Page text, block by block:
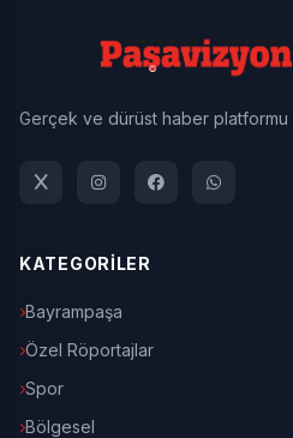
Gerçek ve dürüst haber platformu
KATEGORİLER
Bayrampaşa
Özel Röportajlar
Spor
Bölgesel